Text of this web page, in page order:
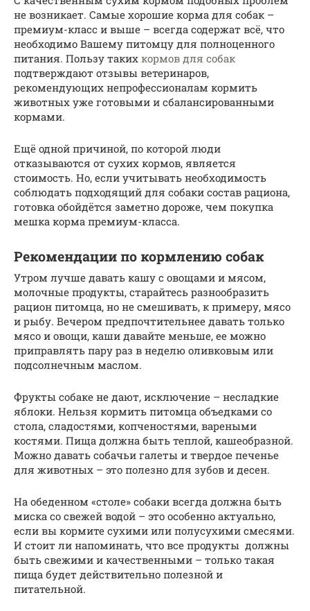
не возникает. Самые хорошие корма для собак –
премиум-класс и выше – всегда содержат всё, что
необходимо Вашему питомцу для полноценного
питания. Пользу таких кормов для собак
подтверждают отзывы ветеринаров,
рекомендующих непрофессионалам кормить
животных уже готовыми и сбалансированными
кормами.
Ещё одной причиной, по которой люди
отказываются от сухих кормов, является
стоимость. Но, если учитывать необходимость
соблюдать подходящий для собаки состав рациона,
готовка обойдётся заметно дороже, чем покупка
мешка корма премиум-класса.
Рекомендации по кормлению собак
Утром лучше давать кашу с овощами и мясом,
молочные продукты, старайтесь разнообразить
рацион питомца, но не смешивать, к примеру, мясо
и рыбу. Вечером предпочтительнее давать только
мясо и овощи, каши давайте меньше, ее можно
приправлять пару раз в неделю оливковым или
подсолнечным маслом.
Фрукты собаке не дают, исключение – несладкие
яблоки. Нельзя кормить питомца объедками со
стола, сладостями, копченостями, вареными
костями. Пища должна быть теплой, кашеобразной.
Можно давать собачьи галеты и твердое печенье
для животных – это полезно для зубов и десен.
На обеденном «столе» собаки всегда должна быть
миска со свежей водой – это особенно актуально,
если вы кормите сухими или полусухими смесями.
И стоит ли напоминать, что все продукты должны
быть свежими и качественными – только такая
пища будет действительно полезной и
питательной.